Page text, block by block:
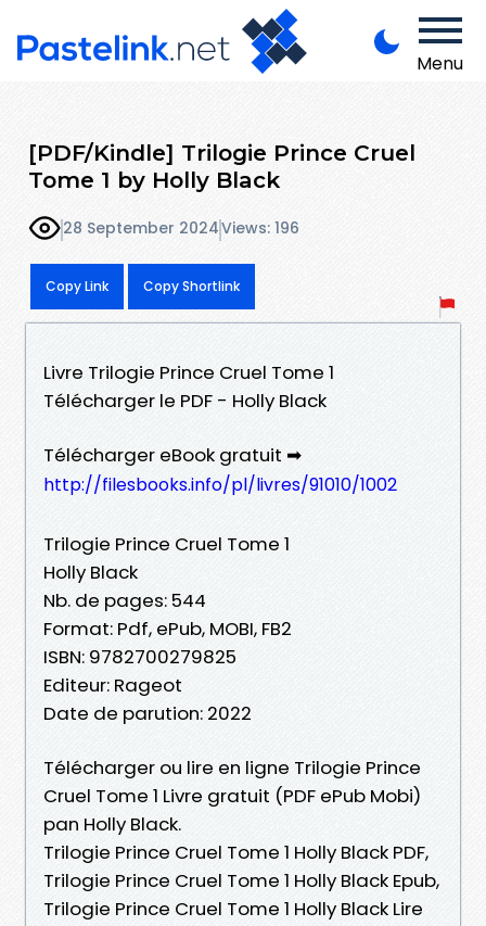
Menu
[PDF/Kindle] Trilogie Prince Cruel
Tome 1 by Holly Black
28 September 2024Views: 196
Copy Link Copy Shortlink
Livre Trilogie Prince Cruel Tome 1
Télécharger le PDF - Holly Black
Télécharger eBook gratuit ➡
http://filesbooks.info/pl/livres/91010/1002
Trilogie Prince Cruel Tome 1
Holly Black
Nb. de pages: 544
Format: Pdf, ePub, MOBI, FB2
ISBN: 9782700279825
Editeur: Rageot
Date de parution: 2022
Télécharger ou lire en ligne Trilogie Prince
Cruel Tome 1 Livre gratuit (PDF ePub Mobi)
pan Holly Black.
Trilogie Prince Cruel Tome 1 Holly Black PDF,
Trilogie Prince Cruel Tome 1 Holly Black Epub,
Trilogie Prince Cruel Tome 1 Holly Black Lire